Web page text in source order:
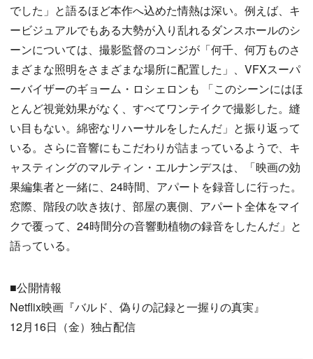
でした」と語るほど本作へ込めた情熱は深い。例えば、キ
ービジュアルでもある大勢が入り乱れるダンスホールのシ
ーンについては、撮影監督のコンジが「何千、何万ものさ
まざまな照明をさまざまな場所に配置した」、VFXスーパ
ーバイザーのギョーム・ロシェロンも 「このシーンにはほ
とんど視覚効果がなく、すべてワンテイクで撮影した。縫
い目もない。綿密なリハーサルをしたんだ」と振り返って
いる。さらに音響にもこだわりが詰まっているようで、キ
ャスティングのマルティン・エルナンデスは、「映画の効
果編集者と一緒に、24時間、アパートを録音しに行った。
窓際、階段の吹き抜け、部屋の裏側、アパート全体をマイ
クで覆って、24時間分の音響動植物の録音をしたんだ」と
語っている。
■公開情報
Netflix映画『バルド、偽りの記録と一握りの真実』
12月16日（金）独占配信